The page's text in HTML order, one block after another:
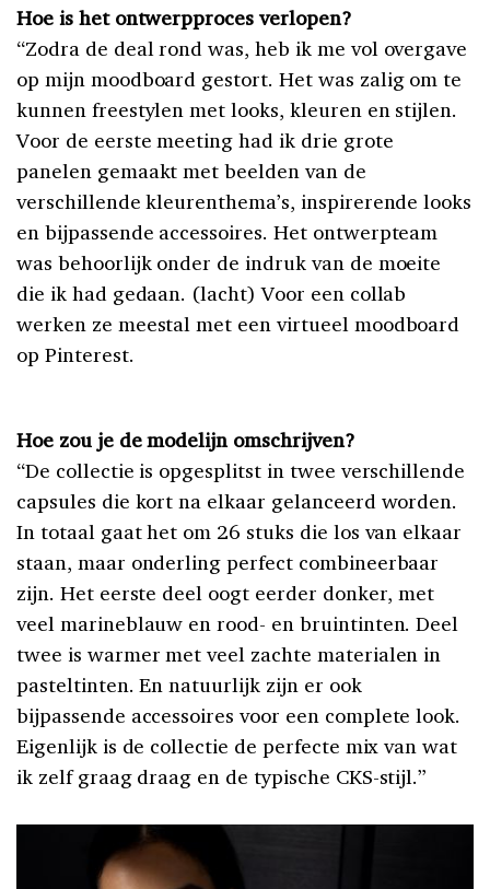
Hoe is het ontwerpproces verlopen?
“Zodra de deal rond was, heb ik me vol overgave
op mijn moodboard gestort. Het was zalig om te
kunnen freestylen met looks, kleuren en stijlen.
Voor de eerste meeting had ik drie grote
panelen gemaakt met beelden van de
verschillende kleurenthema’s, inspirerende looks
en bijpassende accessoires. Het ontwerpteam
was behoorlijk onder de indruk van de moeite
die ik had gedaan. (lacht) Voor een collab
werken ze meestal met een virtueel moodboard
op Pinterest.
Hoe zou je de modelijn omschrijven?
“De collectie is opgesplitst in twee verschillende
capsules die kort na elkaar gelanceerd worden.
In totaal gaat het om 26 stuks die los van elkaar
staan, maar onderling perfect combineerbaar
zijn. Het eerste deel oogt eerder donker, met
veel marineblauw en rood- en bruintinten. Deel
twee is warmer met veel zachte materialen in
pasteltinten. En natuurlijk zijn er ook
bijpassende accessoires voor een complete look.
Eigenlijk is de collectie de perfecte mix van wat
ik zelf graag draag en de typische CKS-stijl.”